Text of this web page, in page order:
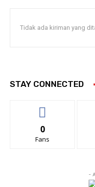
Tidak ada kiriman yang
STAY CONNECTED
0
Fans
-